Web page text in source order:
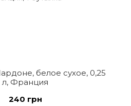
белое сухое, 0,25
л, Франция
240 грн